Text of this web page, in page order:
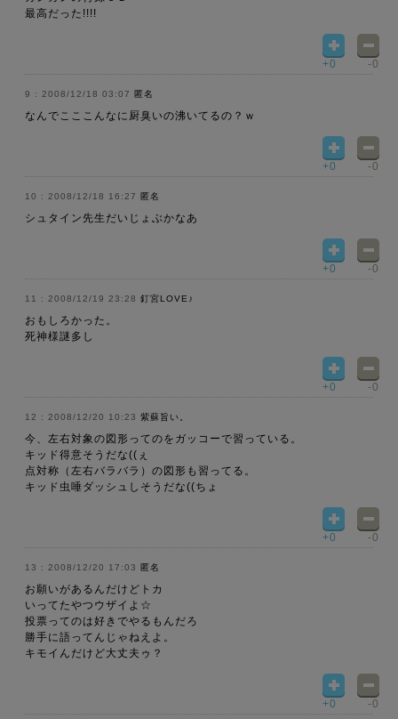
最高だった!!!!
+0 -0
2008/12/18 03:07 匿名
なんでこここんなに厨臭いの沸いてるの？ｗ
+0 -0
2008/12/18 16:27 匿名
シュタイン先生だいじょぶかなあ
+0 -0
2008/12/19 23:28 釘宮LOVE♪
おもしろかった。
死神様謎多し
+0 -0
2008/12/20 10:23 紫蘇旨い。
今、左右対象の図形ってのをガッコーで習っている。
キッド得意そうだな((ぇ
点対称（左右バラバラ）の図形も習ってる。
キッド虫唾ダッシュしそうだな((ちょ
+0 -0
2008/12/20 17:03 匿名
お願いがあるんだけどトカ
いってたやつウザイよ☆
投票ってのは好きでやるもんだろ
勝手に語ってんじゃねえよ。
キモイんだけど大丈夫ゥ？
+0 -0